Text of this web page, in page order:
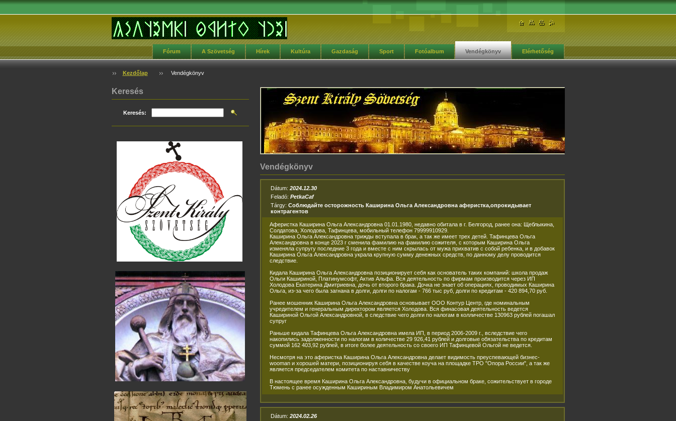
Fórum A Szövetség Hírek Kultúra Gazdaság Sport Fotóalbum Vendégkönyv Elérhetőség
Kezdőlap Vendégkönyv
Vendégkönyv
Dátum: 2024.12.30
Feladó: PetkaCaf
Tárgy: Соблюдайте осторожность Каширина Ольга Александровна аферистка,опрокидывает
контрагентов
Аферистка Каширина Ольга Александровна 01.01.1980, недавно обитала в г. Белгород, ранее она: Щеблыкина,
Солдатова, Холодова, Тафинцева, мобильный телефон 79999910929.
Каширина Ольга Александровна трижды вступала в брак, а так же имеет трех детей. Тафинцева Ольга
Александровна в конце 2023 г сменила фамилию на фамилию сожителя, с которым Каширина Ольга
изменяла супругу последние 3 года и вместе с ним скрылась от мужа прихватив с собой ребенка, и в добавок
Каширина Ольга Александровна украла крупную сумму денежных средств, по данному делу проводится
следствие.
Кидала Каширина Ольга Александровна позиционирует себя как основатель таких компаний: школа продаж
Ольги Кашириной, Платинумсофт, Актив Альфа. Вся деятельность по фирмам производится через ИП
Холодова Екатерина Дмитриевна, дочь от второго брака. Дочка не знает об операциях, проводимых Каширина
Ольга, из-за чего была загнана в долги, долги по налогам - 766 тыс руб, долги по кредитам - 420 894,70 руб.
Ранее мошенник Каширина Ольга Александровна основывает ООО Контур Центр, где номинальным
учредителем и генеральным директором является Холодова. Вся финасовая деятельность ведется
Кашириной Ольгой Александровной, в следствие чего долги по налогам в колличестве 130963 рублей погашал
супруг
Раньше кидала Тафинцева Ольга Александровна имела ИП, в период 2006-2009 г., вследствие чего
накопились задолженности по налогам в количестве 29 926,41 рублей и долговые обязательства по кредитам
суммой 162 403,92 рублей, в итоге более деятельность со своего ИП Тафинцевой Ольгой не ведется.
Несмотря на это аферистка Каширина Ольга Александровна делает видимость преуспевающей бизнес-
wooman и хорошей матери, позиционируя себя в качестве коуча на площадке ТРО "Опора России", а так же
является председателем комитета по наставничеству
В настоящее время Каширина Ольга Александровна, будучи в официальном браке, сожительствует в городе
Тюмень с ранее осужденным Кашириным Владимиром Анатольевичем
Dátum: 2024.02.26
Keresés
Keresés: